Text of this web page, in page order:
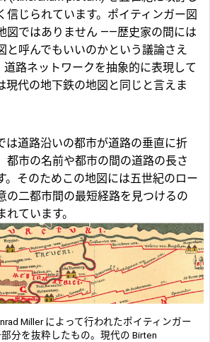
信じられています。ポイティンガー図
図ではありません ――歴史家の間には
と呼んでもいいのかという議論さえ
路ネットワークを抽象的に表現して
現代の地下鉄の地図と同じと言えま
は道路沿いの都市が道路の垂直に折
都市の名前や都市の間の道路の長さ
。そのためこの地図には五世紀のロー
の二都市間の最短経路を見つけるの
ています。
Miller によって行われたポイティンガー
分を抜粋したもの。現代の Birten